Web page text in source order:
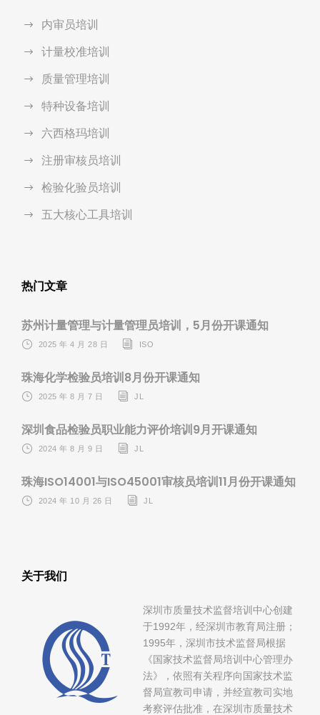
内审员培训
计量校准培训
质量管理培训
特种设备培训
六西格玛培训
注册审核员培训
检验化验员培训
五大核心工具培训
热门文章
苏州计量管理与计量管理员培训，5月份开课通知
2025 年 4 月 28 日 ISO
珠海化学检验员培训8月份开课通知
2025 年 8 月 7 日 JL
深圳食品检验员职业能力评价培训9月开课通知
2024 年 8 月 9 日 JL
珠海ISO14001与ISO45001审核员培训11月份开课通知
2024 年 10 月 26 日 JL
关于我们
深圳市质量技术监督培训中心创建
于1992年，经深圳市教育局注册；
1995年，深圳市技术监督局根据
《国家技术监督局培训中心管理办
法》，依照有关程序向国家技术监
督局宣教司申请，并经宣教司实地
考察评估批准，在深圳市质量技术